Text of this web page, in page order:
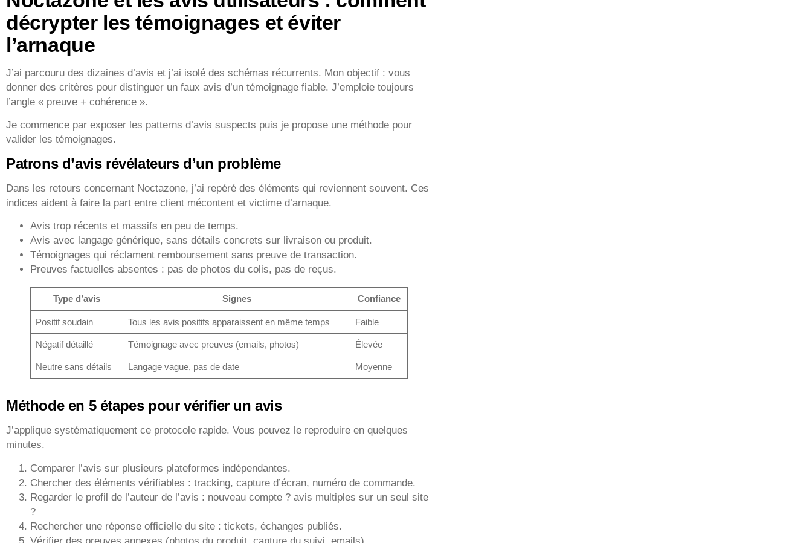
décrypter les témoignages et éviter
l’arnaque
J’ai parcouru des dizaines d’avis et j’ai isolé des schémas récurrents. Mon objectif : vous
donner des critères pour distinguer un faux avis d’un témoignage fiable. J’emploie toujours
l’angle « preuve + cohérence ».
Je commence par exposer les patterns d’avis suspects puis je propose une méthode pour
valider les témoignages.
Patrons d’avis révélateurs d’un problème
Dans les retours concernant Noctazone, j’ai repéré des éléments qui reviennent souvent. Ces
indices aident à faire la part entre client mécontent et victime d’arnaque.
Avis trop récents et massifs en peu de temps.
Avis avec langage générique, sans détails concrets sur livraison ou produit.
Témoignages qui réclament remboursement sans preuve de transaction.
Preuves factuelles absentes : pas de photos du colis, pas de reçus.
Type d’avis Signes Confiance
Positif soudain Tous les avis positifs apparaissent en même temps Faible
Négatif détaillé Témoignage avec preuves (emails, photos) Élevée
Neutre sans détails Langage vague, pas de date Moyenne
Méthode en 5 étapes pour vérifier un avis
J’applique systématiquement ce protocole rapide. Vous pouvez le reproduire en quelques
minutes.
Comparer l’avis sur plusieurs plateformes indépendantes.
Chercher des éléments vérifiables : tracking, capture d’écran, numéro de commande.
Regarder le profil de l’auteur de l’avis : nouveau compte ? avis multiples sur un seul site
?
Rechercher une réponse officielle du site : tickets, échanges publiés.
Vérifier des preuves annexes (photos du produit, capture du suivi, emails).